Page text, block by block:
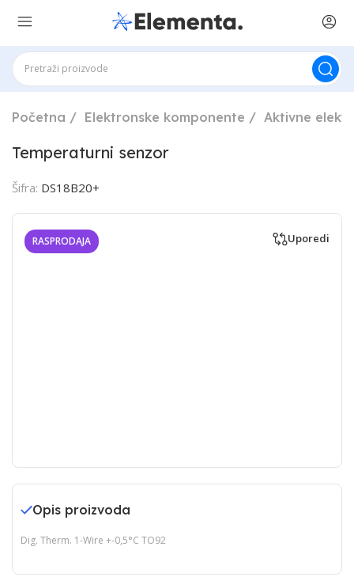
Početna Elektronske komponente Aktivne
Temperaturni senzor
Šifra: DS18B20+
RASPRODAJA Uporedi
Opis proizvoda
Dig. Therm. 1-Wire +-0,5°C TO92